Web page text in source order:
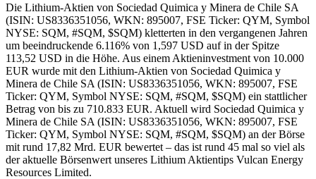
Die Lithium-Aktien von Sociedad Quimica y Minera de Chile SA
(ISIN: US8336351056, WKN: 895007, FSE Ticker: QYM, Symbol
NYSE: SQM, #SQM, $SQM) kletterten in den vergangenen Jahren
um beeindruckende 6.116% von 1,597 USD auf in der Spitze
113,52 USD in die Höhe. Aus einem Aktieninvestment von 10.000
EUR wurde mit den Lithium-Aktien von Sociedad Quimica y
Minera de Chile SA (ISIN: US8336351056, WKN: 895007, FSE
Ticker: QYM, Symbol NYSE: SQM, #SQM, $SQM) ein stattlicher
Betrag von bis zu 710.833 EUR. Aktuell wird Sociedad Quimica y
Minera de Chile SA (ISIN: US8336351056, WKN: 895007, FSE
Ticker: QYM, Symbol NYSE: SQM, #SQM, $SQM) an der Börse
mit rund 17,82 Mrd. EUR bewertet – das ist rund 45 mal so viel als
der aktuelle Börsenwert unseres Lithium Aktientips Vulcan Energy
Resources Limited.